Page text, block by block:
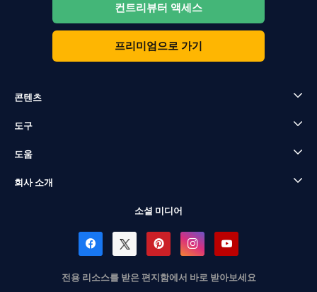
컨트리뷰터 액세스
프리미엄으로 가기
콘텐츠
도구
도움
회사 소개
소셜 미디어
전용 리소스를 받은 편지함에서 바로 받아보세요